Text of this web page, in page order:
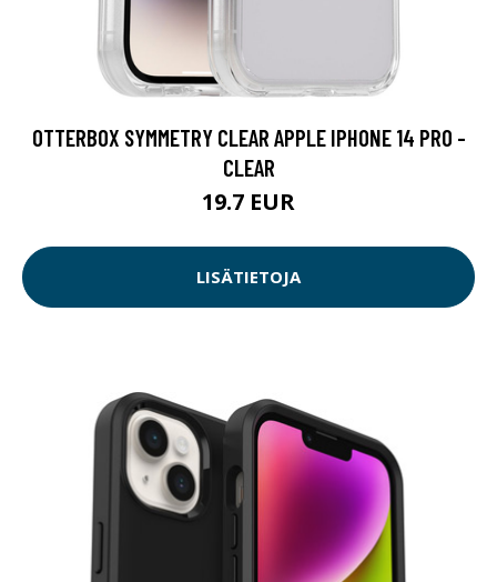
OTTERBOX SYMMETRY CLEAR APPLE IPHONE 14 PRO -
CLEAR
19.7 EUR
LISÄTIETOJA